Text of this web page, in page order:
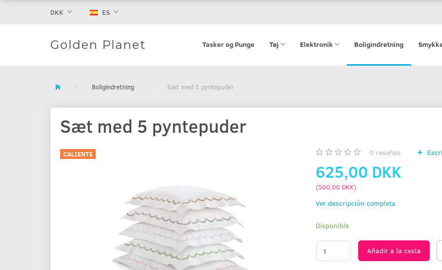
DKK ES
Golden Planet Tasker og Punge Tøj Elektronik Boligindretning
Boligindretning Sæt med 5 pyntepuder
Sæt med 5 pyntepuder
CALIENTE 0 reseñas
625,00 DKK
(500,00 DKK)
Ver descripción completa
Disponible
Añadir a la cesta